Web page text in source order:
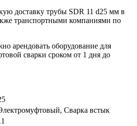
доставку трубы SDR 11 d25 мм в
транспортными компаниями по
арендовать оборудование для
сварки сроком от 1 дня до
Сварка встык